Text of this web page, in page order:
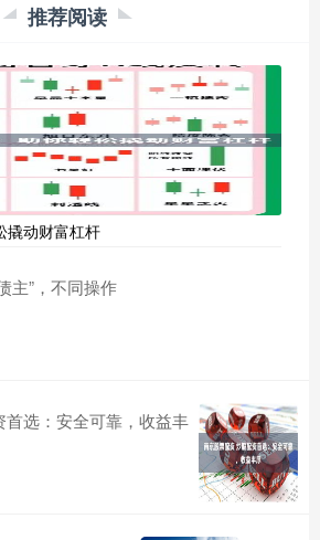
推荐阅读
撬动财富杠杆
主”，不同操作
选：安全可靠，收益丰